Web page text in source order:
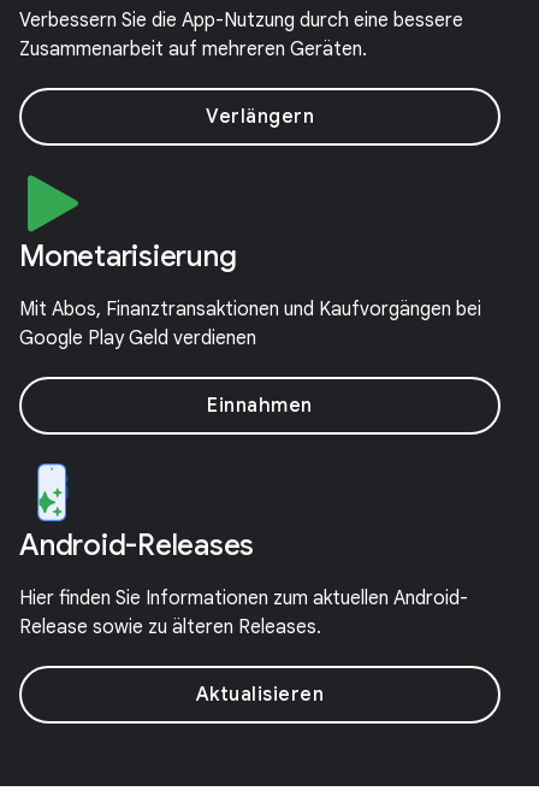
Verbessern Sie die App-Nutzung durch eine bessere
Zusammenarbeit auf mehreren Geräten.
Verlängern
Monetarisierung
Mit Abos, Finanztransaktionen und Kaufvorgängen bei
Google Play Geld verdienen
Einnahme­n
Android-Releases
Hier finden Sie Informationen zum aktuellen Android-
Release sowie zu älteren Releases.
Aktualisieren